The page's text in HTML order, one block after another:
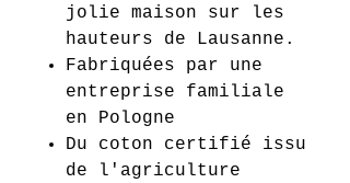
jolie maison sur les
hauteurs de Lausanne.
Fabriquées par une
entreprise familiale
en Pologne
Du coton certifié issu
de l'agriculture